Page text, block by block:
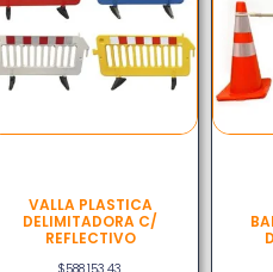
VALLA PLASTICA
DELIMITADORA C/
REFLECTIVO